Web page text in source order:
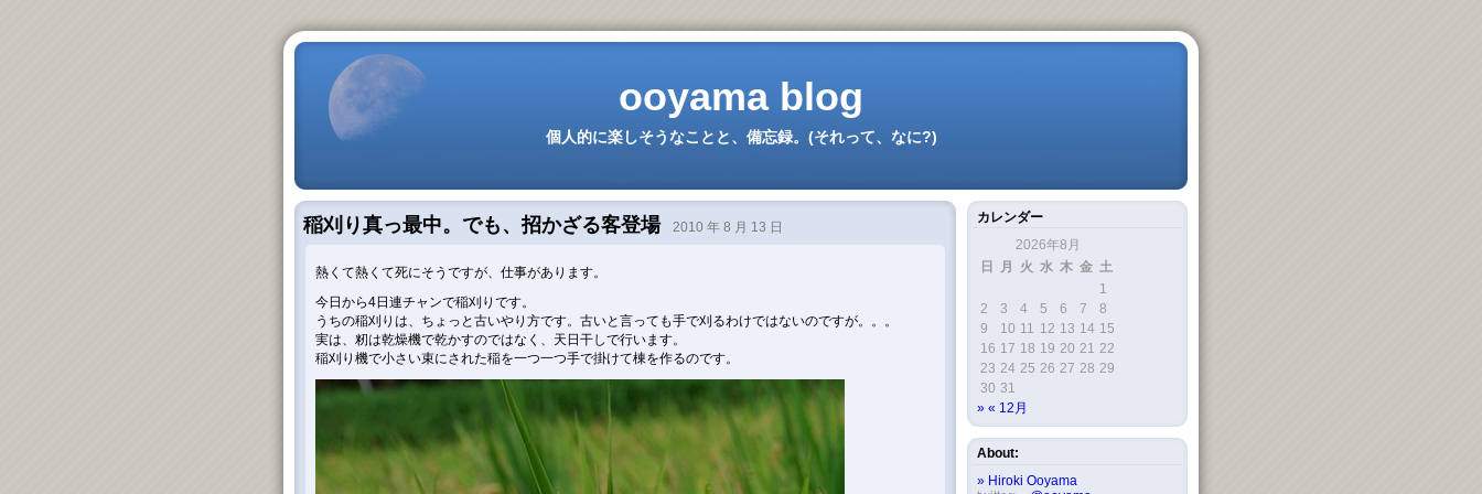
ooyama blog
個人的に楽しそうなことと、備忘録。(それって、なに?)
稲刈り真っ最中。でも、招かざる客登場 2010 年 8 月 13 日
熱くて熱くて死にそうですが、仕事があります。
今日から4日連チャンで稲刈りです。
うちの稲刈りは、ちょっと古いやり方です。古いと言っても手で刈るわけではないのですが。。。
実は、籾は乾燥機で乾かすのではなく、天日干しで行います。
稲刈り機で小さい束にされた稲を一つ一つ手で掛けて棟を作るのです。
カレンダー
2026年8月
日
月 火 水 木 金 土
1
2
3 4 5 6 7
8
9
10 11 12 13 14 15
16 17 18 19 20 21 22
23 24 25 26 27 28 29
30 31
« 12月
About:
Hiroki Ooyama